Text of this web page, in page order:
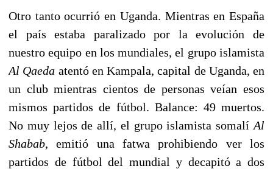
Otro tanto ocurrió en Uganda. Mientras en España
el país estaba paralizado por la evolución de
nuestro equipo en los mundiales, el grupo islamista
Al Qaeda atentó en Kampala, capital de Uganda, en
un club mientras cientos de personas veían esos
mismos partidos de fútbol. Balance: 49 muertos.
No muy lejos de allí, el grupo islamista somalí Al
Shabab, emitió una fatwa prohibiendo ver los
partidos de fútbol del mundial y decapitó a dos